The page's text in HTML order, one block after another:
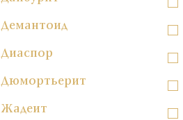
Демантоид
Диаспор
Дюмортьерит
Жадеит